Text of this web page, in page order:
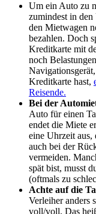
Um ein Auto zu
zumindest in
den Mietwagen
bezahlen. Doch
Kreditkarte mit
noch
Kreditkarte hast,
Reisende.
Bei der
Auto für einen
endet die Miete
eine Uhrzeit
auch bei der
vermeiden.
spät bist, musst
(oftmals zu
Achte auf die
Verleiher anders
voll/voll. Das